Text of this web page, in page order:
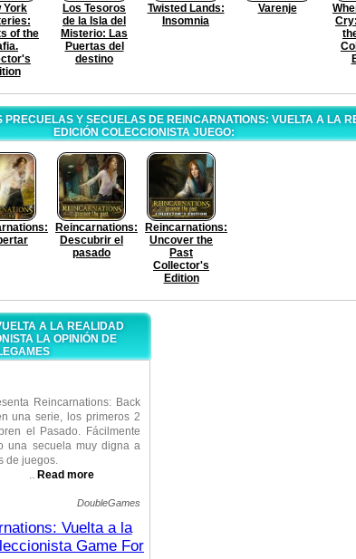
York
of the
Los Tesoros
de la Isla del
Misterio: Las
Puertas del
destino
Twisted Lands:
Insomnia
Varenje
Y SECUELAS DE REINCARNATIONS: VUELTA A LA
EDICIÓN COLECCIONISTA JUEGO:
Reincarnations:
Descubrir el
pasado
Reincarnations:
Uncover the
Past
Collector's
Edition
A LA REALIDAD
LA OPINIÓN DE
Reincarnations: Back
una serie, los primeros 2
el Pasado. Fácilmente
una secuela muy digna a
de juegos.
Read more
al pasado y ahora su
sus vidas pasadas, pondrá
su equilibrio de karmic en
DoubleGames
Vuelta a la
Game For